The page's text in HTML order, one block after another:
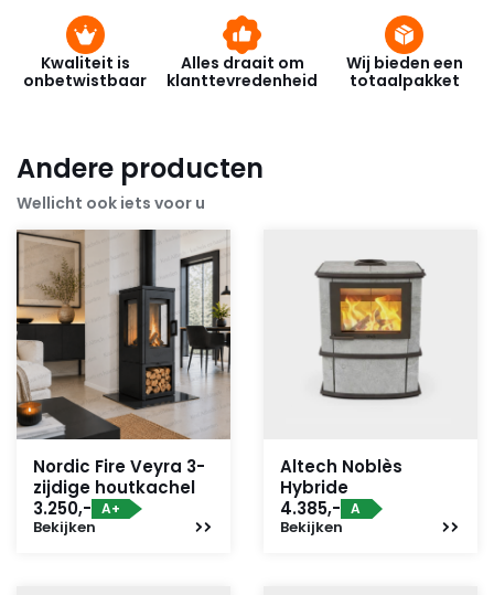
Kwaliteit is
onbetwistbaar
Alles draait om
klanttevredenheid
Wij bieden een
totaalpakket
Andere producten
Wellicht ook iets voor u
Nordic Fire Veyra 3-
zijdige houtkachel
3.250,- A+
Bekijken
Altech Noblès
Hybride
4.385,- A
Bekijken